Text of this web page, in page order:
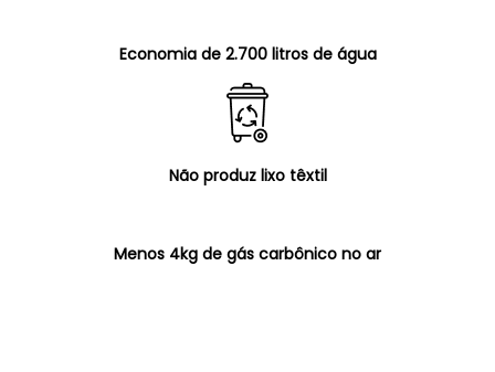
Economia de 2.700 litros de água
Não produz lixo têxtil
Menos 4kg de gás carbônico no ar